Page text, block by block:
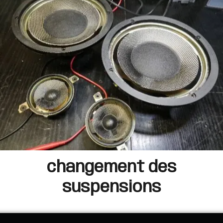
changement des
suspensions